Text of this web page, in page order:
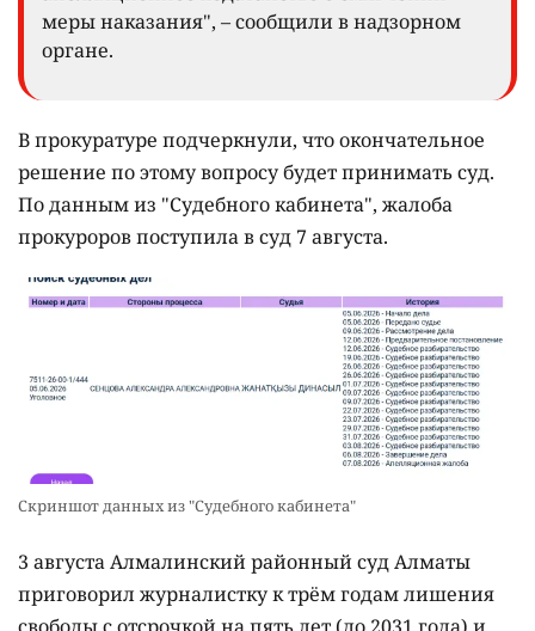
меры наказания", – сообщили в надзорном
органе.
В прокуратуре подчеркнули, что окончательное
решение по этому вопросу будет принимать суд.
По данным из "Судебного кабинета", жалоба
прокуроров поступила в суд 7 августа.
Скриншот данных из "Судебного кабинета"
3 августа Алмалинский районный суд Алматы
приговорил журналистку к трём годам лишения